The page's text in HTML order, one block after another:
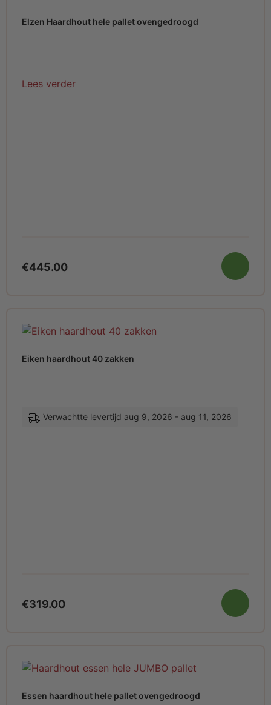
Elzen Haardhout hele pallet ovengedroogd
€445.00
Lees verder
Eiken haardhout 40 zakken
€319.00
Verwachtte levertijd aug 9, 2026 - aug 11, 2026
Essen haardhout hele pallet ovengedroogd